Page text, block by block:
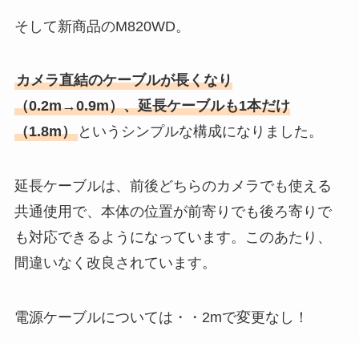
そして新商品のM820WD。
カメラ直結のケーブルが長くなり
（0.2m→0.9m）、延長ケーブルも1本だけ
（1.8m）というシンプルな構成になりました。
延長ケーブルは、前後どちらのカメラでも使える
共通使用で、本体の位置が前寄りでも後ろ寄りで
も対応できるようになっています。このあたり、
間違いなく改良されています。
電源ケーブルについては・・2mで変更なし！